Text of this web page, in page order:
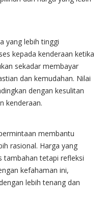
yang lebih tinggi
kepada kenderaan ketika
sekadar membayar
dan kemudahan. Nilai
dengan kesulitan
kenderaan.
membantu
rasional. Harga yang
tambahan tetapi refleksi
kefahaman ini,
lebih tenang dan